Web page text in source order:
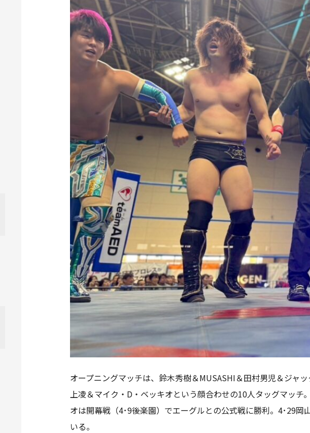
オープニングマッチは、鈴木秀樹＆MUSASHI＆田村男児＆ジャ
上凌＆マイク・D・ベッキオという顔合わせの10人タッグマッ
オは開幕戦（4･9後楽園）でエーグルとの公式戦に勝利。4･29
いる。